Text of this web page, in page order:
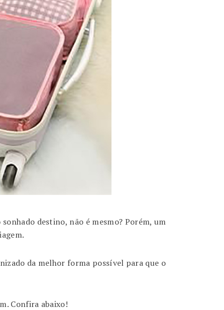
destino, não é mesmo? Porém, um
da melhor forma possível para que o
Confira abaixo!